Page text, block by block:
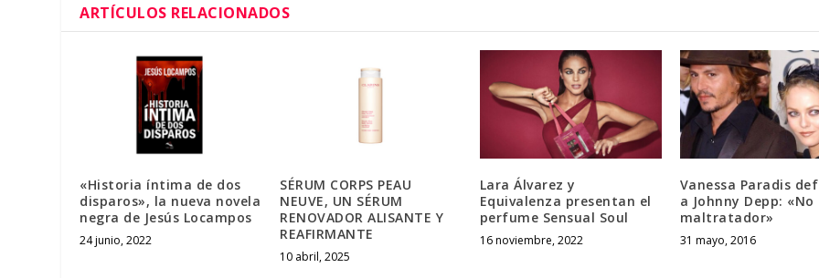
ARTÍCULOS RELACIONADOS
«Historia íntima de dos
disparos», la nueva novela
negra de Jesús Locampos
24 junio, 2022
SÉRUM CORPS PEAU
NEUVE, UN SÉRUM
RENOVADOR ALISANTE Y
REAFIRMANTE
10 abril, 2025
Lara Álvarez y
Equivalenza presentan el
perfume Sensual Soul
16 noviembre, 2022
Vanessa Paradis
a Johnny Depp: «No
maltratador»
31 mayo, 2016